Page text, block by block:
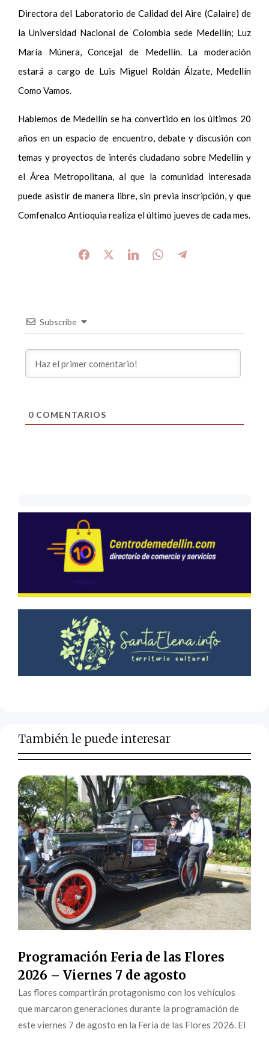
Directora del Laboratorio de Calidad del Aire (Calaire) de
la Universidad Nacional de Colombia sede Medellín; Luz
María Múnera, Concejal de Medellín. La moderación
estará a cargo de Luis Miguel Roldán Álzate, Medellín
Como Vamos.
Hablemos de Medellín se ha convertido en los últimos 20
años en un espacio de encuentro, debate y discusión con
temas y proyectos de interés ciudadano sobre Medellín y
el Área Metropolitana, al que la comunidad interesada
puede asistir de manera libre, sin previa inscripción, y que
Comfenalco Antioquia realiza el último jueves de cada mes.
Subscribe
0COMENTARIOS
También le puede interesar
Programación Feria de las Flores
2026 – Viernes 7 de agosto
Las flores compartirán protagonismo con los vehículos
que marcaron generaciones durante la programación de
este viernes 7 de agosto en la Feria de las Flores 2026. El